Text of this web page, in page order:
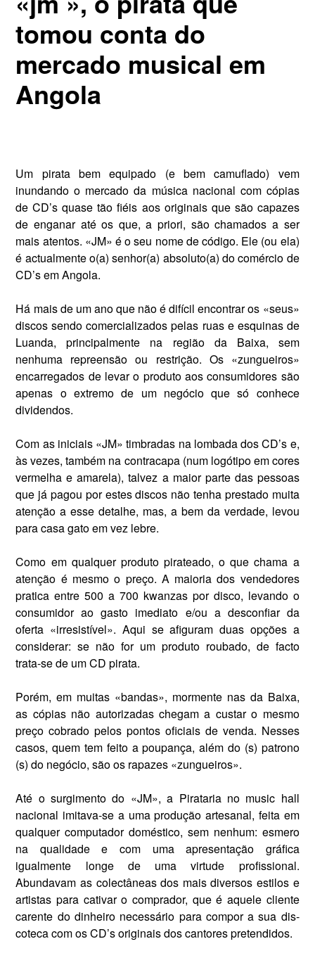
tomou conta do
mercado musical em
Angola
Um pirata bem equipado (e bem camuflado) vem
inundando o merca­do da música nacional com cópias
de CD’s quase tão fiéis aos originais que são capazes
de enganar até os que, a priori, são chamados a ser
mais atentos. «JM» é o seu nome de código. Ele (ou ela)
é actualmente o(a) senhor(a) absoluto(a) do comércio de
CD’s em Angola.
Há mais de um ano que não é difícil encontrar os «seus»
discos sendo comercializados pelas ruas e esquinas de
Luanda, principal­mente na região da Baixa, sem
nenhuma repreensão ou restrição. Os «zungueiros»
encarregados de levar o produto aos consumidores são
apenas o extremo de um ne­gócio que só conhece
dividendos.
Com as iniciais «JM» timbradas na lombada dos CD’s e,
às vezes, também na contracapa (num lo­gótipo em cores
vermelha e ama­rela), talvez a maior parte das pes­soas
que já pagou por estes discos não tenha prestado muita
atenção a esse detalhe, mas, a bem da ver­dade, levou
para casa gato em vez lebre.
Como em qualquer produto pirateado, o que chama a
atenção é mesmo o preço. A maioria dos vendedores
pratica entre 500 a 700 kwanzas por disco, levando o
con­sumidor ao gasto imediato e/ou a desconfiar da
oferta «irresistível». Aqui se afiguram duas opções a
considerar: se não for um produto roubado, de facto
trata-se de um CD pirata.
Porém, em muitas «bandas», mormente nas da Baixa,
as cópias não autorizadas chegam a custar o mesmo
preço cobrado pelos pon­tos oficiais de venda. Nesses
casos, quem tem feito a poupança, além do (s) patrono
(s) do negócio, são os rapazes «zungueiros».
Até o surgimento do «JM», a Pirataria no music hall
nacional imitava-se a uma produção artesanal, feita em
qualquer computador doméstico, sem nenhum: esmero
na qualidade e com uma apresentação gráfica
igualmente longe de uma virtude profissional.
Abundavam as colectâneas dos mais diversos estilos e
artistas para cativar o comprador, que é aquele cliente
carente do dinheiro necessário para compor a sua dis­
coteca com os CD’s originais dos cantores pretendidos.